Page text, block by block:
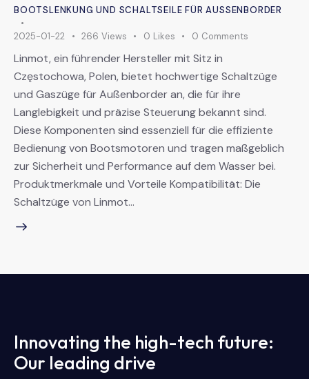
BOOTSLENKUNG UND SCHALTSEILE FÜR AUSSENBORDER
2025-01-22 266 Views 0 Likes 0 Comments
Linmot, ein führender Hersteller mit Sitz in
Częstochowa, Polen, bietet hochwertige Schaltzüge
und Gaszüge für Außenborder an, die für ihre
Langlebigkeit und präzise Steuerung bekannt sind.
Diese Komponenten sind essenziell für die effiziente
Bedienung von Bootsmotoren und tragen maßgeblich
zur Sicherheit und Performance auf dem Wasser bei.
Produktmerkmale und Vorteile Kompatibilität: Die
Schaltzüge von Linmot…
Innovating the high-tech future:
Our leading drive